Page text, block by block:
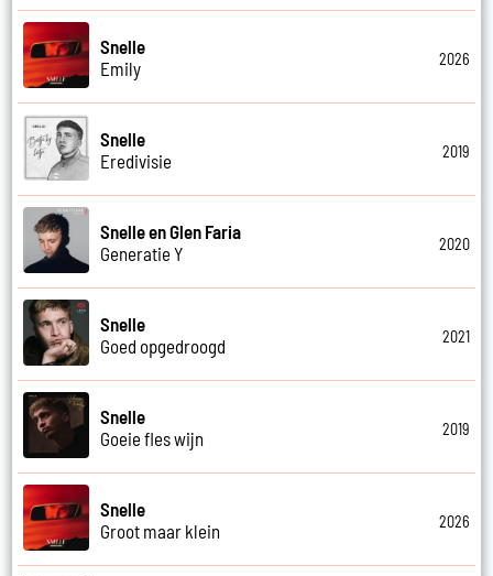
Snelle
Emily
2026
Snelle
Eredivisie
2019
Snelle en Glen Faria
Generatie Y
2020
Snelle
Goed opgedroogd
2021
Snelle
Goeie fles wijn
2019
Snelle
Groot maar klein
2026